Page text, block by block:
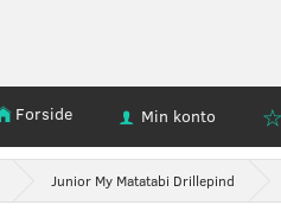
Forside Min konto
Junior My Matatabi Drillepind